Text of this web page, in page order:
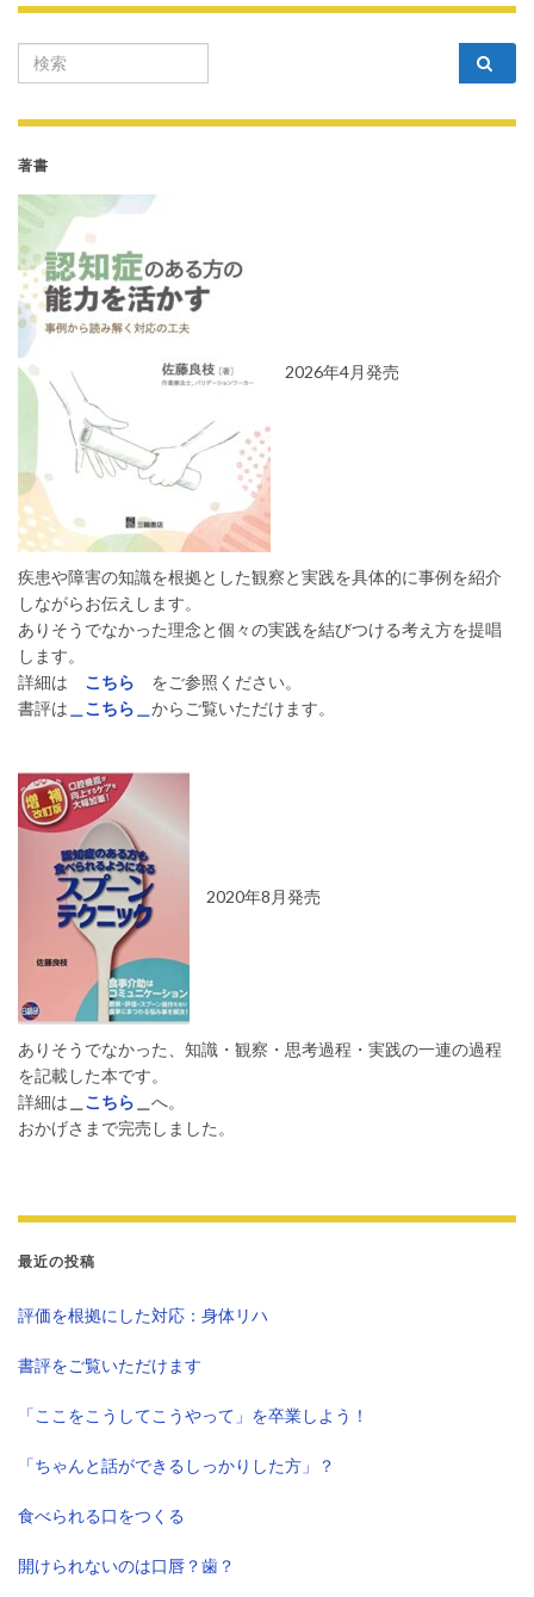
Search for:
著書
2026年4月発売
疾患や障害の知識を根拠とした観察と実践を具体的に事例を紹介
しながらお伝えします。
ありそうでなかった理念と個々の実践を結びつける考え方を提唱
します。
詳細は
こちら
をご参照ください。
書評は ＿こちら＿ からご覧いただけます。
2020年8月発売
ありそうでなかった、知識・観察・思考過程・実践の一連の過程
を記載した本です。
詳細は
こちら
へ。
おかげさまで完売しました。
最近の投稿
評価を根拠にした対応：身体リハ
書評をご覧いただけます
「ここをこうしてこうやって」を卒業しよう！
「ちゃんと話ができるしっかりした方」？
食べられる口をつくる
開けられないのは口唇？歯？